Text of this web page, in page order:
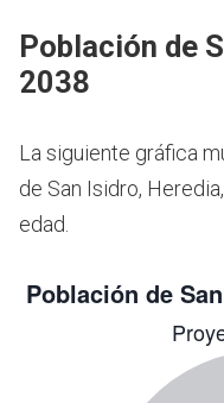
Población de
2038
La siguiente gráfica
de San Isidro,
edad.